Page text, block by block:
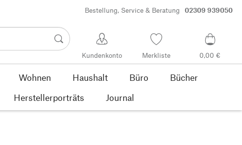
Bestellung, Service & Beratung 02309 939050
Kundenkonto Merkliste 0,00 €
Wohnen Haushalt Büro
Bücher
Herstellerporträts Journal